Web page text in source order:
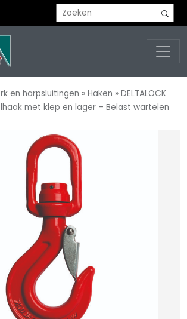
en harpsluitingen » Haken » DELTALOCK
met klep en lager – Belast wartelen